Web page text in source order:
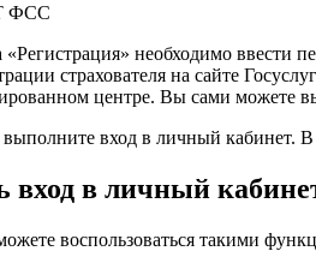
«Регистрация» необходимо
страхователя на сайте
центре. Вы сами можете
вход в личный кабинет.
вход в личный
воспользоваться такими